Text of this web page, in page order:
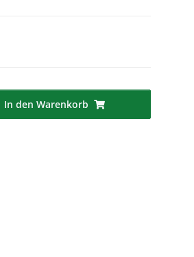
In den Warenkorb